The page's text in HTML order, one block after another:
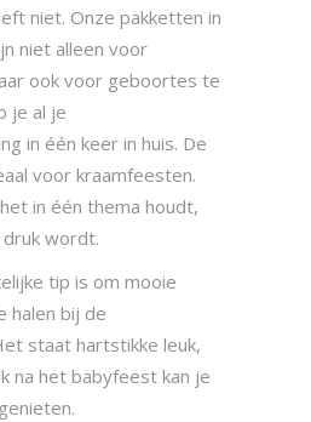
niet. Onze pakketten in
niet alleen voor
ook voor geboortes te
je al je
in één keer in huis. De
voor kraamfeesten.
in één thema houdt,
wordt.
tip is om mooie
halen bij de
staat hartstikke leuk,
na het babyfeest kan je